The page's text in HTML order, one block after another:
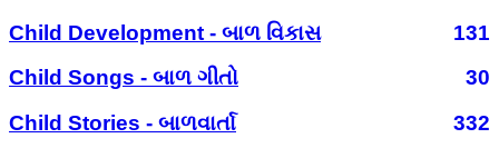
Child Development - બાળ વિકાસ
131
Child Songs - બાળ ગીતો
30
Child Stories - બાળવાર્તા
332